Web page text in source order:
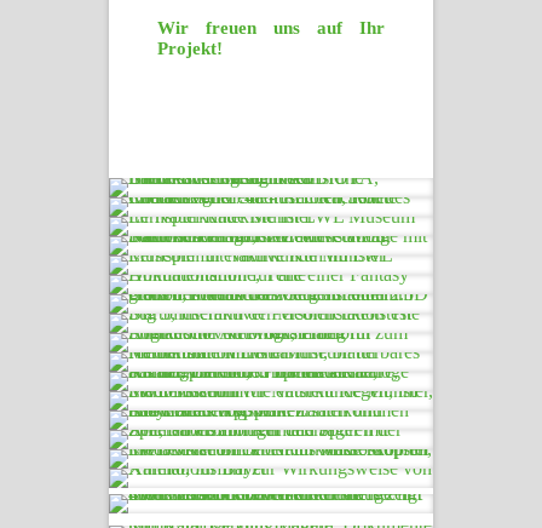
Wir freuen uns auf Ihr
Projekt!